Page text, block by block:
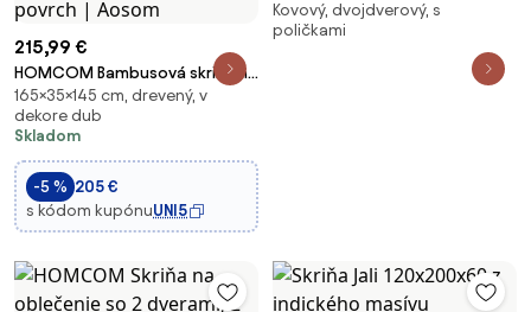
215,99 €
HOMCOM Bambusová skriňa na
oblečenie s 2 posuvnými
dverami, otvorenými policami a
tyčou do spálne, 145 x 35 x 165
cm, Prírodný drevený povrch |
Aosom
165×35×145 cm, drevený, v
dekore dub
Skladom
-5 % 205 €
s kódom kupónuUNI5
biely mat / čierny lesk s
posuvnými dverami BM
Kovový, dvojdverový, s
poličkami